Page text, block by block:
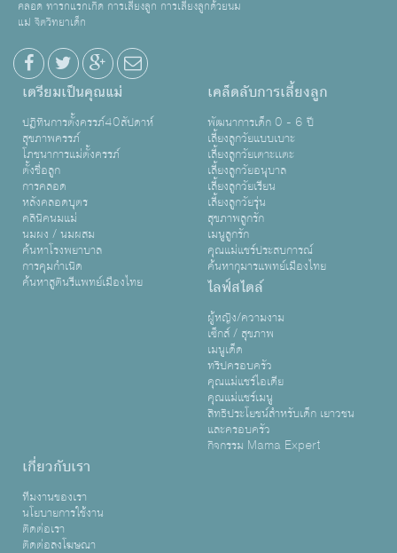
คลอด ทารกแรกเกิด การเลี้ยงลูก การเลี้ยงลูกด้วยนม
แม่ จิตวิทยาเด็ก
เตรียมเป็นคุณแม่
ปฏิทินการตั้งครรภ์40สัปดาห์
สุขภาพครรภ์
โภชนาการแม่ตั้งครรภ์
ตั้งชื่อลูก
การคลอด
หลังคลอดบุตร
คลินิคนมแม่
นมผง / นมผสม
ค้นหาโรงพยาบาล
การคุมกำเนิด
ค้นหาสูตินรีแพทย์เมืองไทย
เคล็ดลับการเลี้ยงลูก
พัฒนาการเด็ก 0 - 6 ปี
เลี้ยงลูกวัยแบบเบาะ
เลี้ยงลูกวัยเตาะเเตะ
เลี้ยงลูกวัยอนุบาล
เลี้ยงลูกวัยเรียน
เลี้ยงลูกวัยรุ่น
สุขภาพลูกรัก
เมนูลูกรัก
คุณแม่แชร์ประสบการณ์
ค้นหากุมารแพทย์เมืองไทย
ไลฟ์สไตล์
ผู้หญิง/ความงาม
เซ็กส์ / สุขภาพ
เมนูเด็ด
ทริปครอบครัว
คุณแม่แชร์ไอเดีย
คุณแม่แชร์เมนู
สิทธิประโยชน์สำหรับเด็ก เยาวชน
และครอบครัว
กิจกรรม Mama Expert
เกี่ยวกับเรา
ทีมงานของเรา
นโยบายการใช้งาน
ติดต่อเรา
ติดต่อลงโฆษณา